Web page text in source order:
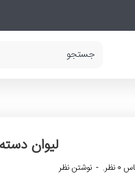
لیوان
نظر. - نوشتن نظر